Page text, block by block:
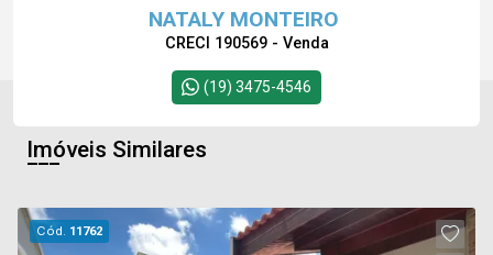
NATALY MONTEIRO
CRECI 190569 - Venda
(19) 3475-4546
Imóveis Similares
Cód. 11762